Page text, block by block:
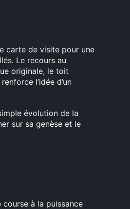
carte de visite pour une
Le recours au
originale, le toit
l’idée d’un
évolution de la
sur sa genèse et le
à la puissance